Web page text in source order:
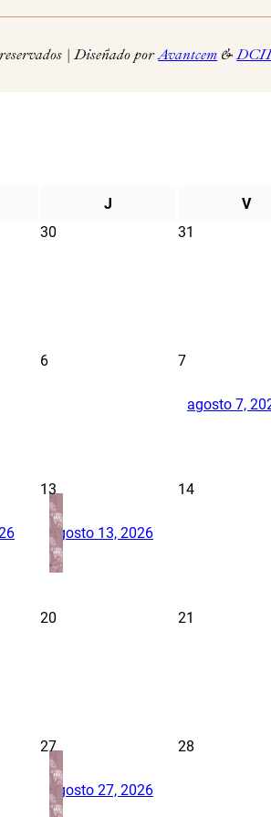
| Diseñado porAvantcem &
J V
30 31
6 7
agosto 7,
13
agosto 13, 2026
14
20 21
27
agosto 27, 2026
28